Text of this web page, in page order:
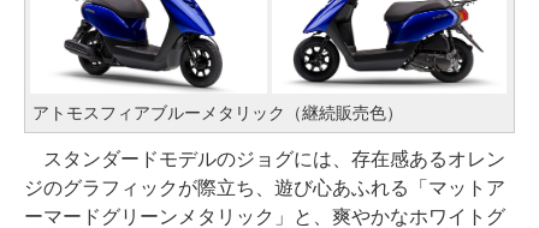
アトモスフィアブルーメタリック（継続販売色）
スタンダードモデルのジョグには、存在感あるオレン
ジのグラフィックが際立ち、遊び心あふれる「マットア
ーマードグリーンメタリック」と、爽やかなホワイトグ